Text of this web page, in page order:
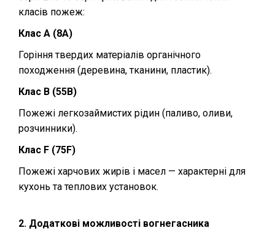
класів пожеж:
Клас А (8A)
Горіння твердих матеріалів органічного
походження (деревина, тканини, пластик).
Клас B (55B)
Пожежі легкозаймистих рідин (паливо, оливи,
розчинники).
Клас F (75F)
Пожежі харчових жирів і масел — характерні для
кухонь та теплових установок.
2. Додаткові можливості вогнегасника